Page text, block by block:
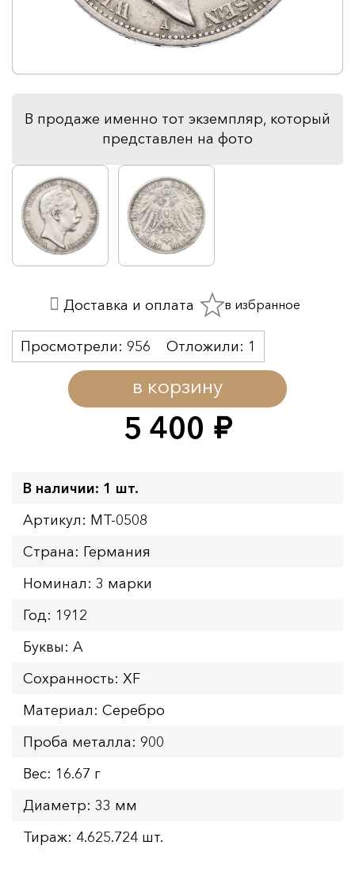
В продаже именно тот экземпляр, который
представлен на фото
5 400 руб.
в корзину
Просмотрели: 956 Отложили: 1
Доставка и оплата в избранное
В наличии: 1 шт.
Артикул: MT-0508
Страна: Германия
Номинал: 3 марки
Год: 1912
Буквы: A
Сохранность: XF
Материал: Серебро
Проба металла: 900
Вес: 16.67 г
Диаметр: 33 мм
Тираж: 4.625.724 шт.